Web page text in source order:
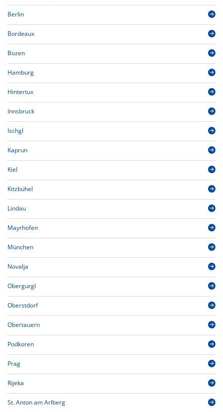
Berlin
Bordeaux
Bozen
Hamburg
Hintertux
Innsbruck
Ischgl
Kaprun
Kiel
Kitzbühel
Lindau
Mayrhofen
München
Novalja
Obergurgl
Oberstdorf
Obertauern
Podkoren
Prag
Rijeka
St. Anton am Arlberg